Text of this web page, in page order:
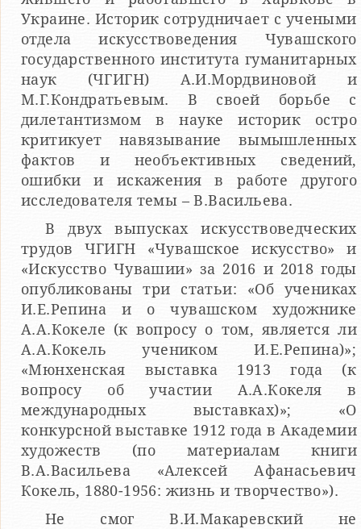
Украине. Историк сотрудничает с учеными
отдела искусствоведения Чувашского
государственного института гуманитарных
наук (ЧГИГН) А.И.Мордвиновой и
М.Г.Кондратьевым. В своей борьбе с
дилетантизмом в науке историк остро
критикует навязывание вымышленных
фактов и необъективных сведений,
ошибки и искажения в работе другого
исследователя темы – В.Васильева.
В двух выпусках искусствоведческих
трудов ЧГИГН «Чувашское искусство» и
«Искусство Чувашии» за 2016 и 2018 годы
опубликованы три статьи: «Об учениках
И.Е.Репина и о чувашском художнике
А.А.Кокеле (к вопросу о том, является ли
А.А.Кокель учеником И.Е.Репина)»;
«Мюнхенская выставка 1913 года (к
вопросу об участии А.А.Кокеля в
международных выставках)»; «О
конкурсной выставке 1912 года в Академии
художеств (по материалам книги
В.А.Васильева «Алексей Афанасьевич
Кокель, 1880-1956: жизнь и творчество»).
Не смог В.И.Макаревский не